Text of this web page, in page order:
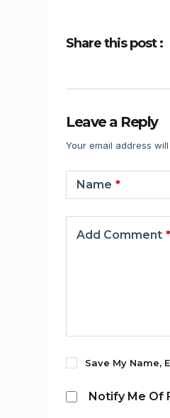
Share this post :
Leave a Reply
Your email address
Name *
Add Comment *
Save My Name,
Notify Me Of